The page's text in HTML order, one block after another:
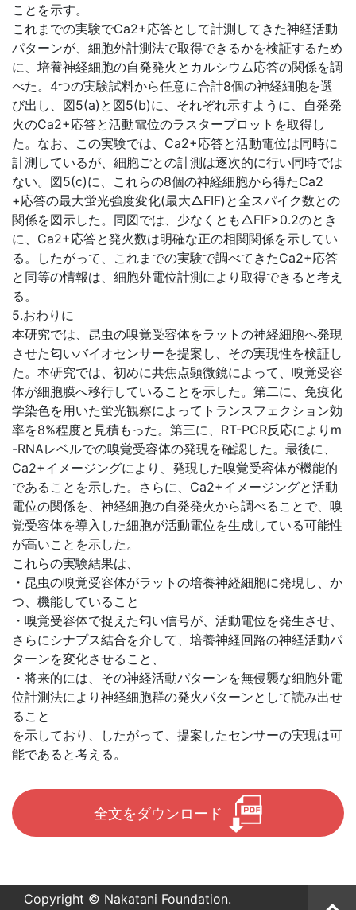
ことを示す。
これまでの実験でCa2+応答として計測してきた神経活動
パターンが、細胞外計測法で取得できるかを検証するため
に、培養神経細胞の自発発火とカルシウム応答の関係を調
べた。4つの実験試料から任意に合計8個の神経細胞を選
び出し、図5(a)と図5(b)に、それぞれ示すように、自発発
火のCa2+応答と活動電位のラスタープロットを取得し
た。なお、この実験では、Ca2+応答と活動電位は同時に
計測しているが、細胞ごとの計測は逐次的に行い同時では
ない。図5(c)に、これらの8個の神経細胞から得たCa2
+応答の最大蛍光強度変化(最大△FIF)と全スパイク数との
関係を図示した。同図では、少なくとも△FIF>0.2のとき
に、Ca2+応答と発火数は明確な正の相関関係を示してい
る。したがって、これまでの実験で調べてきたCa2+応答
と同等の情報は、細胞外電位計測により取得できると考え
る。
5.おわりに
本研究では、昆虫の嗅覚受容体をラットの神経細胞へ発現
させた匂いバイオセンサーを提案し、その実現性を検証し
た。本研究では、初めに共焦点顕微鏡によって、嗅覚受容
体が細胞膜へ移行していることを示した。第二に、免疫化
学染色を用いた蛍光観察によってトランスフェクション効
率を8%程度と見積もった。第三に、RT-PCR反応によりm
-RNAレベルでの嗅覚受容体の発現を確認した。最後に、
Ca2+イメージングにより、発現した嗅覚受容体が機能的
であることを示した。さらに、Ca2+イメージングと活動
電位の関係を、神経細胞の自発発火から調べることで、嗅
覚受容体を導入した細胞が活動電位を生成している可能性
が高いことを示した。
これらの実験結果は、
・昆虫の嗅覚受容体がラットの培養神経細胞に発現し、か
つ、機能していること
・嗅覚受容体で捉えた匂い信号が、活動電位を発生させ、
さらにシナプス結合を介して、培養神経回路の神経活動パ
ターンを変化させること、
・将来的には、その神経活動パターンを無侵襲な細胞外電
位計測法により神経細胞群の発火パターンとして読み出せ
ること
を示しており、したがって、提案したセンサーの実現は可
能であると考える。
全文をダウンロード
Copyright © Nakatani Foundation.